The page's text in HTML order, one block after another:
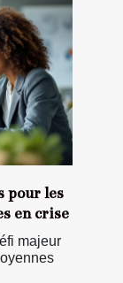
pour les
en crise
majeur